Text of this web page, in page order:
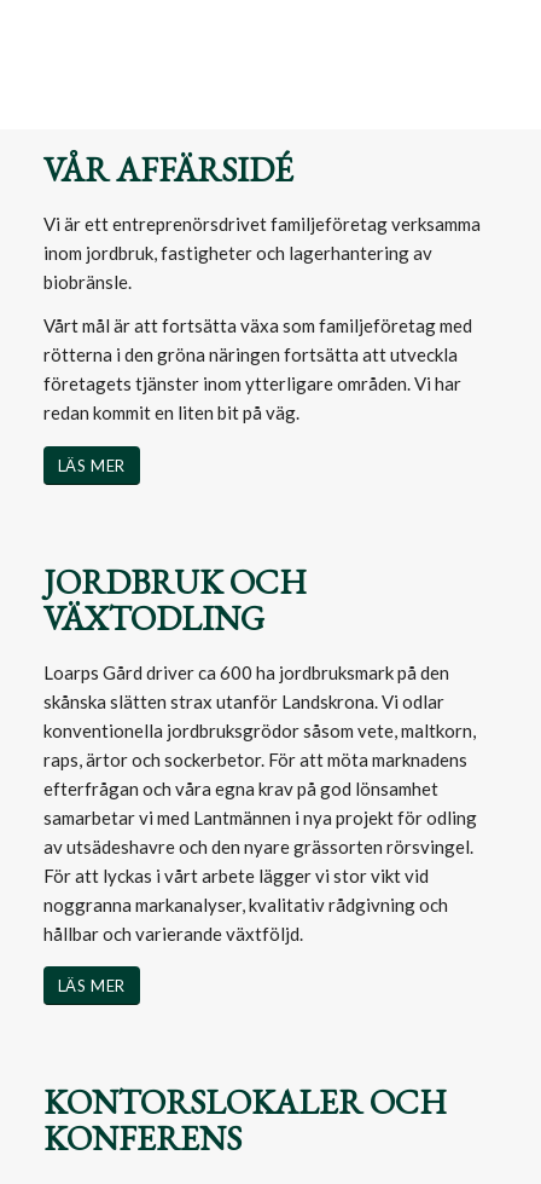
VÅR AFFÄRSIDÉ
Vi är ett entreprenörsdrivet familjeföretag verksamma
inom jordbruk, fastigheter och lagerhantering av
biobränsle.
Vårt mål är att fortsätta växa som familjeföretag med
rötterna i den gröna näringen fortsätta att utveckla
företagets tjänster inom ytterligare områden. Vi har
redan kommit en liten bit på väg.
LÄS MER
JORDBRUK OCH
VÄXTODLING
Loarps Gård driver ca 600 ha jordbruksmark på den
skånska slätten strax utanför Landskrona. Vi odlar
konventionella jordbruksgrödor såsom vete, maltkorn,
raps, ärtor och sockerbetor. För att möta marknadens
efterfrågan och våra egna krav på god lönsamhet
samarbetar vi med Lantmännen i nya projekt för odling
av utsädeshavre och den nyare grässorten rörsvingel.
För att lyckas i vårt arbete lägger vi stor vikt vid
noggranna markanalyser, kvalitativ rådgivning och
hållbar och varierande växtföljd.
LÄS MER
KONTORSLOKALER OCH
KONFERENS